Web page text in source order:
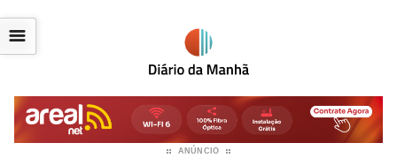
ANÚNCIO
☰